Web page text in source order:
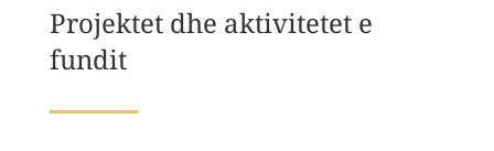
Projektet dhe aktivitetet e
fundit